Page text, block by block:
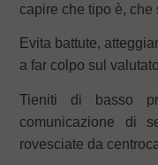
capire che tipo è,
Evita battute,
a far colpo sul
Tieniti di basso
comunicazione di
rovesciate da